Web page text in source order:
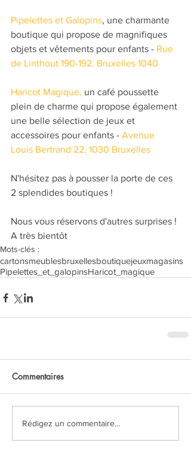
Pipelettes et Galopins, une charmante
boutique qui propose de magnifiques
objets et vêtements pour enfants - Rue
de Linthout 190-192. Bruxelles 1040
Haricot Magique, un café poussette
plein de charme qui propose également
une belle sélection de jeux et
accessoires pour enfants - Avenue
Louis Bertrand 22, 1030 Bruxelles
N'hésitez pas à pousser la porte de ces
2 splendides boutiques !
Nous vous réservons d'autres surprises !
A très bientôt
Mots-clés :
cartonsmeublesbruxellesboutiquejeuxmagasins
Pipelettes_et_galopinsHaricot_magique
Commentaires
Rédigez un commentaire...